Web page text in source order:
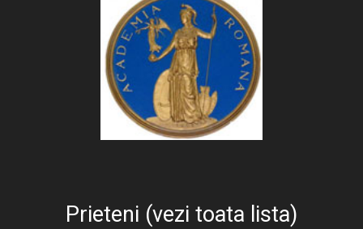
Prieteni (vezi toata lista)